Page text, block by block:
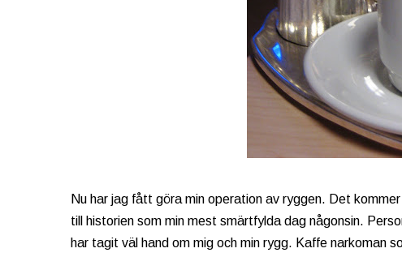
Nu har jag fått göra min operation av ryggen. Det
till historien som min mest smärtfylda dag någonsin.
har tagit väl hand om mig och min rygg. Kaffe narkoman